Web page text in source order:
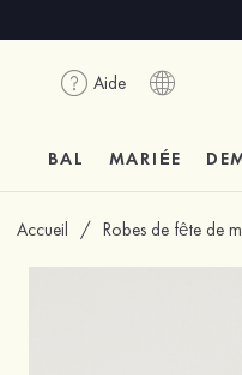
Aide
BAL MARIÉE
Accueil / Robes de fête de